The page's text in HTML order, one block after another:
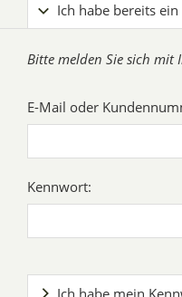
Ich habe bereits
Bitte melden Sie sich mit
E-Mail oder
Kennwort: